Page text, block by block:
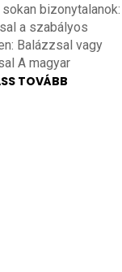
bizonytalanok:
a szabályos
Balázzsal vagy
A magyar
TOVÁBB